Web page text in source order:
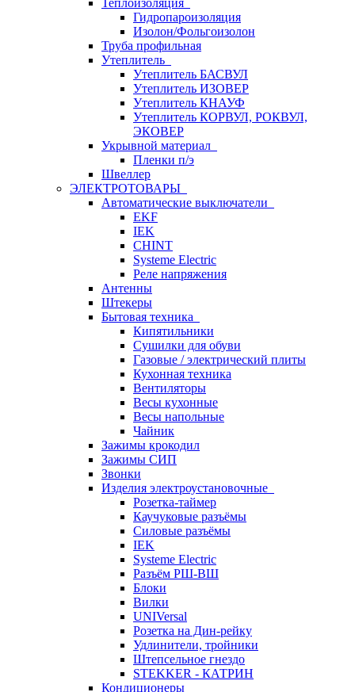
Теплоизоляция
Гидропароизоляция
Изолон/Фольгоизолон
Труба профильная
Утеплитель
Утеплитель БАСВУЛ
Утеплитель ИЗОВЕР
Утеплитель КНАУФ
Утеплитель КОРВУЛ, РОКВУЛ,
ЭКОВЕР
Укрывной материал
Пленки п/э
Швеллер
ЭЛЕКТРОТОВАРЫ
Автоматические выключатели
EKF
IEK
CHINT
Systeme Electric
Реле напряжения
Антенны
Штекеры
Бытовая техника
Кипятильники
Сушилки для обуви
Газовые / электрический плиты
Кухонная техника
Вентиляторы
Весы кухонные
Весы напольные
Чайник
Зажимы крокодил
Зажимы СИП
Звонки
Изделия электроустановочные
Розетка-таймер
Каучуковые разъёмы
Силовые разъёмы
IEK
Systeme Electric
Разъём РШ-ВШ
Блоки
Вилки
UNIVersal
Розетка на Дин-рейку
Удлинители, тройники
Штепсельное гнездо
STEKKER - КАТРИН
Кондиционеры